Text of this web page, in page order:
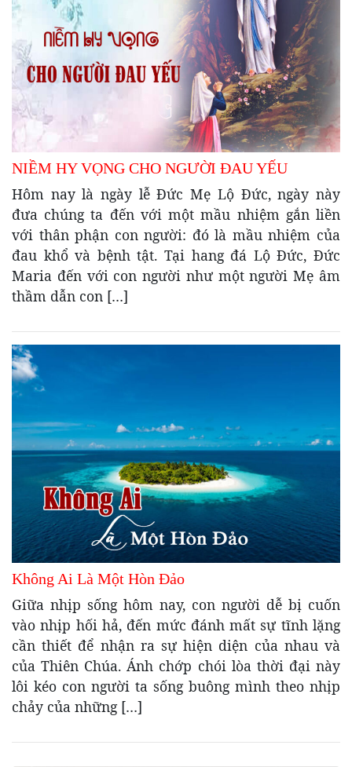
NIỀM HY VỌNG CHO NGƯỜI ĐAU YẾU
Hôm nay là ngày lễ Đức Mẹ Lộ Đức, ngày này
đưa chúng ta đến với một mầu nhiệm gắn liền
với thân phận con người: đó là mầu nhiệm của
đau khổ và bệnh tật. Tại hang đá Lộ Đức, Đức
Maria đến với con người như một người Mẹ âm
thầm dẫn con […]
Không Ai Là Một Hòn Đảo
Giữa nhịp sống hôm nay, con người dễ bị cuốn
vào nhịp hối hả, đến mức đánh mất sự tĩnh lặng
cần thiết để nhận ra sự hiện diện của nhau và
của Thiên Chúa. Ánh chớp chói lòa thời đại này
lôi kéo con người ta sống buông mình theo nhịp
chảy của những […]